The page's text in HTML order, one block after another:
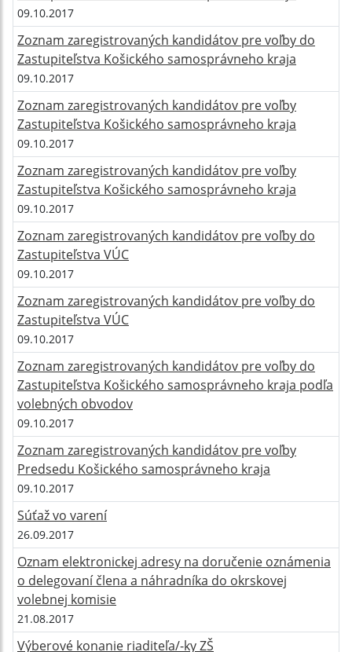
09.10.2017
Zoznam zaregistrovaných kandidátov pre voľby do
Zastupiteľstva Košického samosprávneho kraja
09.10.2017
Zoznam zaregistrovaných kandidátov pre voľby
Zastupiteľstva Košického samosprávneho kraja
09.10.2017
Zoznam zaregistrovaných kandidátov pre voľby
Zastupiteľstva Košického samosprávneho kraja
09.10.2017
Zoznam zaregistrovaných kandidátov pre voľby do
Zastupiteľstva VÚC
09.10.2017
Zoznam zaregistrovaných kandidátov pre voľby do
Zastupiteľstva VÚC
09.10.2017
Zoznam zaregistrovaných kandidátov pre voľby do
Zastupiteľstva Košického samosprávneho kraja podľa
volebných obvodov
09.10.2017
Zoznam zaregistrovaných kandidátov pre voľby
Predsedu Košického samosprávneho kraja
09.10.2017
Súťaž vo varení
26.09.2017
Oznam elektronickej adresy na doručenie oznámenia
o delegovaní člena a náhradníka do okrskovej
volebnej komisie
21.08.2017
Výberové konanie riaditeľa/-ky ZŠ